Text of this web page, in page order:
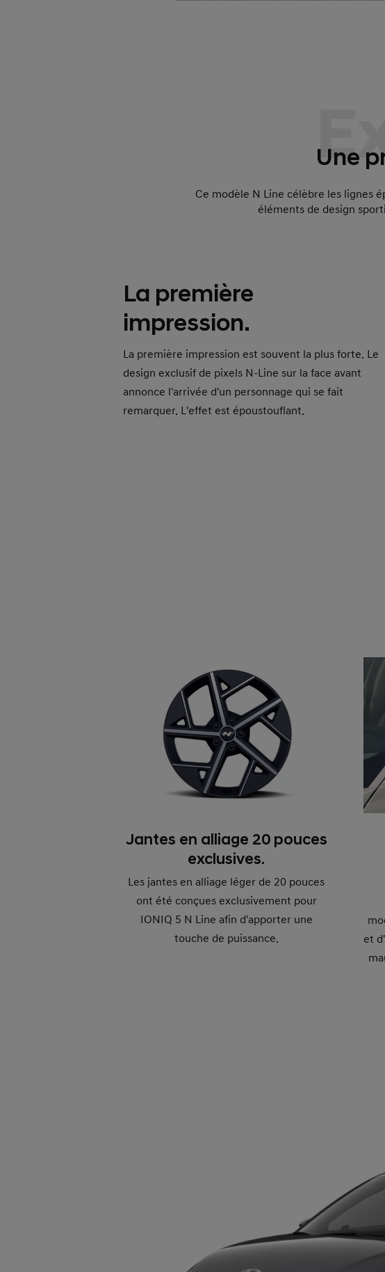
Une
Ce modèle N Line célèbre les lignes
éléments de design
La première
impression.
La première impression est souvent la plus forte. Le
design exclusif de pixels N-Line sur la face avant
annonce l'arrivée d'un personnage qui se fait
remarquer. L'effet est époustouflant.
Jantes en alliage 20 pouces
exclusives.
Les jantes en alliage léger de 20 pouces
ont été conçues exclusivement pour
IONIQ 5 N Line afin d'apporter une
touche de puissance.
et